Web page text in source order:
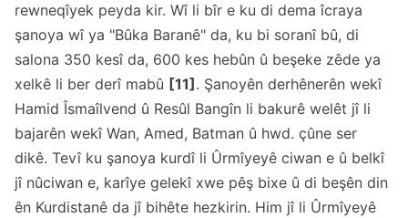
rewneqîyek peyda kir. Wî li bîr e ku di dema îcraya
şanoya wî ya "Bûka Baranê" da, ku bi soranî bû, di
salona 350 kesî da, 600 kes hebûn û beşeke zêde ya
xelkê li ber derî mabû [11] . Şanoyên derhênerên wekî
Hamid Îsmaîlvend û Resûl Bangîn li bakurê welêt jî li
bajarên wekî Wan, Amed, Batman û hwd. çûne ser
dikê. Tevî ku şanoya kurdî li Ûrmîyeyê ciwan e û belkî
jî nûciwan e, karîye gelekî xwe pêş bixe û di beşên din
ên Kurdistanê da jî bihête hezkirin. Him jî li Ûrmîyeyê